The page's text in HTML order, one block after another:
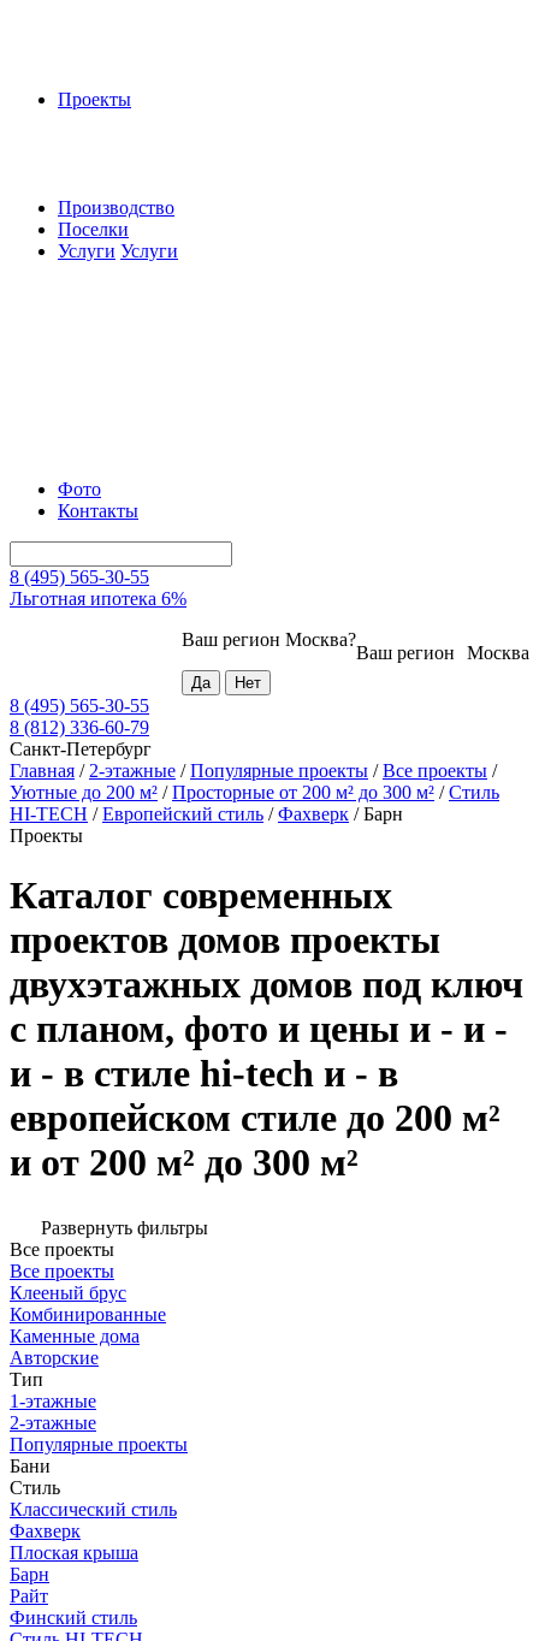
Проекты
Производство
Поселки
Услуги Услуги
Фото
Контакты
8 (495) 565-30-55
Льготная ипотека 6%
Москва
Ваш регион
Ваш регион Москва?
8 (495) 565-30-55
8 (812) 336-60-79
Санкт-Петербург
Главная / 2-этажные /Популярные проекты /Все проекты /
Уютные до 200 м² /Просторные от 200 м² до 300 м² /Стиль
HI-TECH /Европейский стиль /Фахверк /Барн
Проекты
Каталог современных
проектов домов проекты
двухэтажных домов под ключ
с планом, фото и цены и - и -
и - в стиле hi-tech и - в
европейском стиле до 200 м²
и от 200 м² до 300 м²
Развернуть фильтры
Все проекты
Все проекты
Клееный брус
Комбинированные
Каменные дома
Авторские
Тип
1-этажные
2-этажные
Популярные проекты
Бани
Стиль
Классический стиль
Фахверк
Плоская крыша
Барн
Райт
Финский стиль